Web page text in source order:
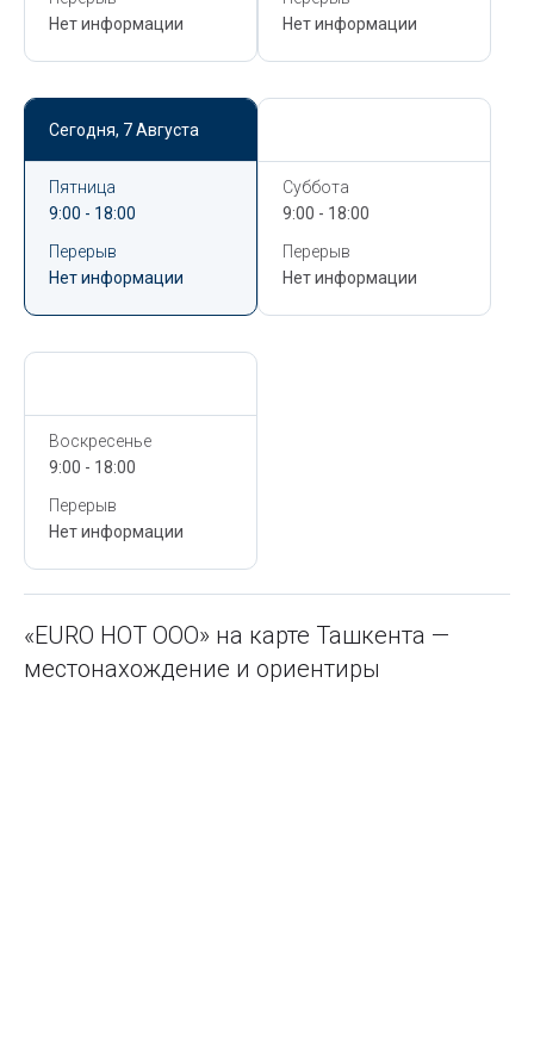
Нет информации
Нет информации
Сегодня, 7 Августа
Пятница
9:00 - 18:00
Перерыв
Нет информации
Суббота
9:00 - 18:00
Перерыв
Нет информации
Воскресенье
9:00 - 18:00
Перерыв
Нет информации
«EURO HOT ООО» на карте Ташкента —
местонахождение и ориентиры